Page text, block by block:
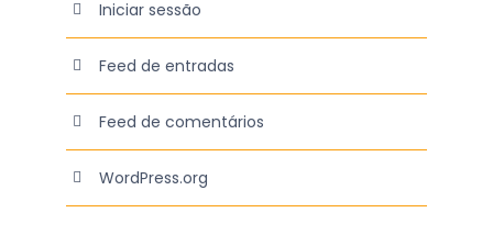
Iniciar sessão
Feed de entradas
Feed de comentários
WordPress.org